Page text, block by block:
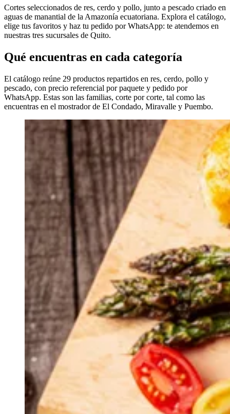
Cortes seleccionados de res, cerdo y pollo, junto a pescado criado en
aguas de manantial de la Amazonía ecuatoriana. Explora el catálogo,
elige tus favoritos y haz tu pedido por WhatsApp: te atendemos en
nuestras tres sucursales de Quito.
Qué encuentras en cada categoría
El catálogo reúne 29 productos repartidos en res, cerdo, pollo y
pescado, con precio referencial por paquete y pedido por
WhatsApp. Estas son las familias, corte por corte, tal como las
encuentras en el mostrador de El Condado, Miravalle y Puembo.